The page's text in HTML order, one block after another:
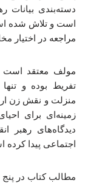
دسته‌بندی بیانات
است و تلاش شده
مراجعه در اختیار
مولف معتقد است
تفریط بوده و
منزلت و نقش زن
زمینه‌ای برای
دیدگاه‌های رهبر
اجتماعی پیدا کرده
مطالب کتاب در